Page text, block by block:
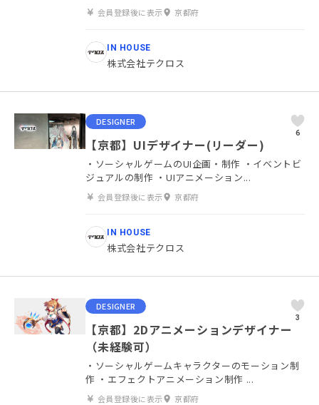
会員登録後に表示 京都府
IN HOUSE
株式会社テクロス
DESIGNER
6
【京都】UIデザイナー(リーダー)
・ソーシャルゲームのUI企画・制作 ・イベントビ
ジュアルの制作 ・UIアニメーション...
会員登録後に表示 京都府
IN HOUSE
株式会社テクロス
DESIGNER
3
【京都】2Dアニメーションデザイナー
（未経験可）
・ソーシャルゲームキャラクターのモーション制
作 ・エフェクトアニメーション制作 ...
会員登録後に表示 京都府